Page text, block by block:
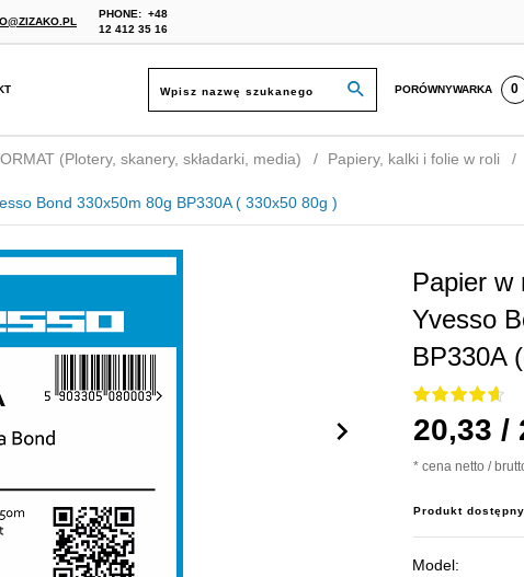
PHONE: +48
12 412 35 16
PORÓWNYWARKA
(Plotery, skanery, składarki, media) Papiery, kalki i folie w roli
Bond 330x50m 80g BP330A ( 330x50 80g )
Papier w
Yvesso
BP330A
20,33 /
* cena netto /
Produkt
Model: